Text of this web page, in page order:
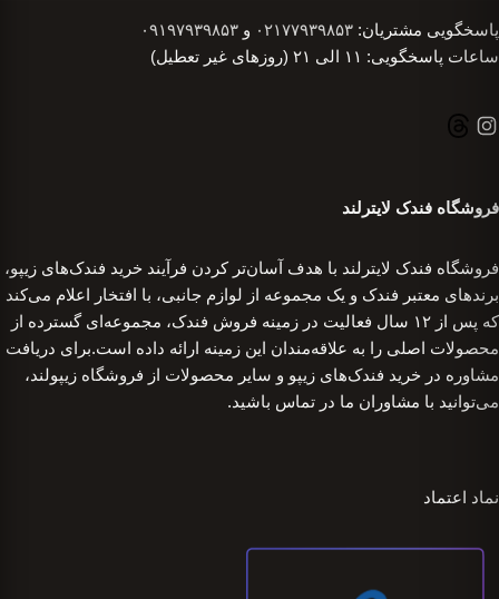
پاسخگویی مشتریان: ۰۲۱۷۷۹۳۹۸۵۳ و ۰۹۱۹۷۹۳۹۸۵۳
ساعات پاسخگویی: ۱۱ الی ۲۱ (روزهای غیر تعطیل)
فروشگاه فندک لایترلند
فروشگاه فندک لایترلند با هدف آسان‌تر کردن فرآیند خرید فندک‌های زیپو،
برندهای معتبر فندک و یک مجموعه از لوازم جانبی، با افتخار اعلام می‌کند
که پس از ۱۲ سال فعالیت در زمینه فروش فندک، مجموعه‌ای گسترده از
محصولات اصلی را به علاقه‌مندان این زمینه ارائه داده است.برای دریافت
مشاوره در خرید فندک‌های زیپو و سایر محصولات از فروشگاه زیپولند،
می‌توانید با مشاوران ما در تماس باشید.
نماد اعتماد